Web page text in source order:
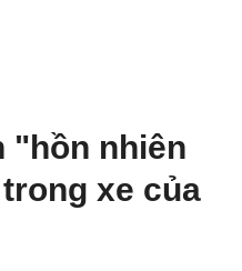
"hồn nhiên
xe của